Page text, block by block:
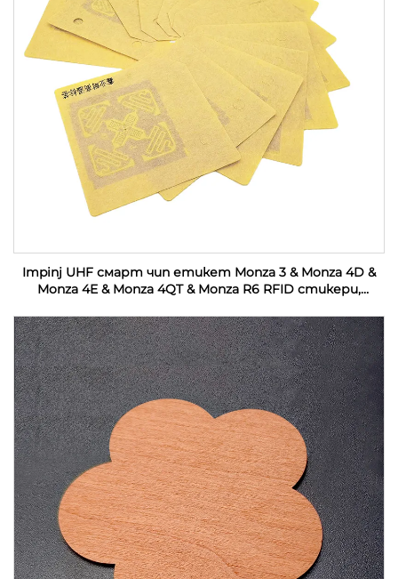
Impinj UHF смарт чип етикет Monza 3 & Monza 4D &
Monza 4E & Monza 4QT & Monza R6 RFID стикери,